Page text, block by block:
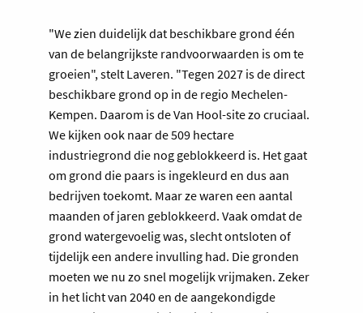
"We zien duidelijk dat beschikbare grond één
van de belangrijkste randvoorwaarden is om te
groeien", stelt Laveren. "Tegen 2027 is de direct
beschikbare grond op in de regio Mechelen-
Kempen. Daarom is de Van Hool-site zo cruciaal.
We kijken ook naar de 509 hectare
industriegrond die nog geblokkeerd is. Het gaat
om grond die paars is ingekleurd en dus aan
bedrijven toekomt. Maar ze waren een aantal
maanden of jaren geblokkeerd. Vaak omdat de
grond watergevoelig was, slecht ontsloten of
tijdelijk een andere invulling had. Die gronden
moeten we nu zo snel mogelijk vrijmaken. Zeker
in het licht van 2040 en de aangekondigde